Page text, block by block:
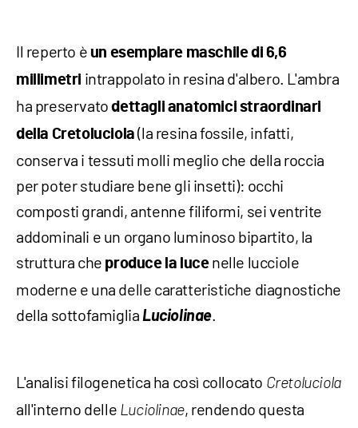
Il reperto è un esemplare maschile di 6,6
millimetri intrappolato in resina d'albero. L'ambra
ha preservatodettagli anatomici straordinari
della Cretoluciola(la resina fossile, infatti,
conserva i tessuti molli meglio che della roccia
per poter studiare bene gli insetti): occhi
composti grandi, antenne filiformi, sei ventrite
addominali e un organo luminoso bipartito, la
struttura che produce la lucenelle lucciole
moderne e una delle caratteristiche diagnostiche
della sottofamiglia Luciolinae
L'analisi filogenetica ha così collocato Cretoluciola
all'interno delle Luciolinae, rendendo questa